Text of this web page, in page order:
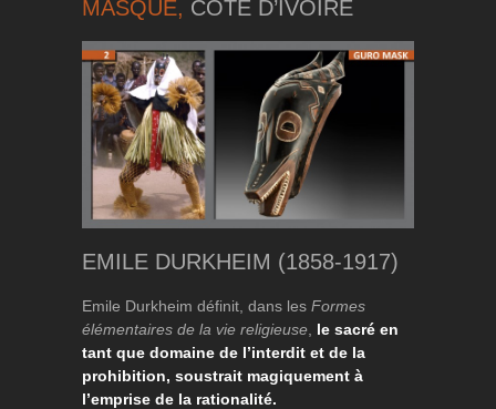
MASQUE, CÔTE D’IVOIRE
EMILE DURKHEIM (1858-1917)
Emile Durkheim définit, dans les Formes
élémentaires de la vie religieuse le sacré en
tant que domaine de l’interdit et de la
prohibition, soustrait magiquement à
l’emprise de la rationalité.